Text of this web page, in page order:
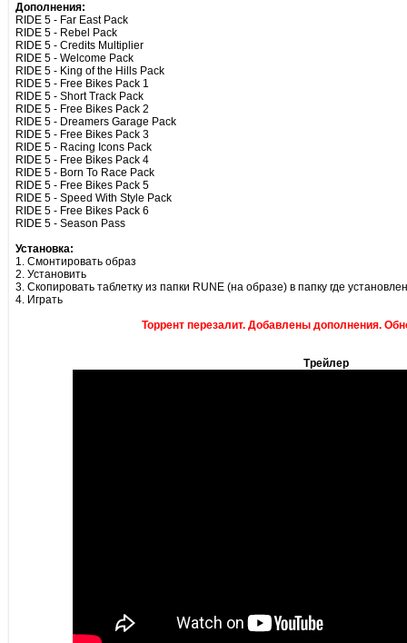
Дополнения:
RIDE 5 - Far East Pack
RIDE 5 - Rebel Pack
RIDE 5 - Credits Multiplier
RIDE 5 - Welcome Pack
RIDE 5 - King of the Hills Pack
RIDE 5 - Free Bikes Pack 1
RIDE 5 - Short Track Pack
RIDE 5 - Free Bikes Pack 2
RIDE 5 - Dreamers Garage Pack
RIDE 5 - Free Bikes Pack 3
RIDE 5 - Racing Icons Pack
RIDE 5 - Free Bikes Pack 4
RIDE 5 - Born To Race Pack
RIDE 5 - Free Bikes Pack 5
RIDE 5 - Speed With Style Pack
RIDE 5 - Free Bikes Pack 6
RIDE 5 - Season Pass
Установка:
1. Смонтировать образ
2. Установить
3. Скопировать таблетку из папки RUNE (на образе) в папку где
4. Играть
Торрент перезалит. Добавлены дополнения.
Трейлер